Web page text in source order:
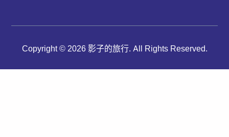
Copyright © 2026 影子的旅行. All Rights Reserved.